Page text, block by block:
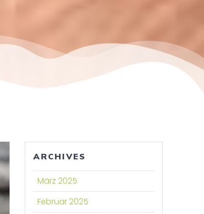
ARCHIVES
März 2025
Februar 2025